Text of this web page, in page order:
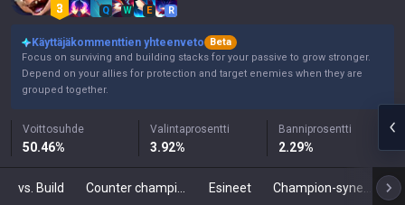
Q W E R
Käyttäjäkommenttien yhteenveto
Beta
Focus on surviving and building stacks for your passive to grow stronger.
Depend on your allies for protection and target enemies when they are
grouped together.
Voittosuhde
50.46%
Valintaprosentti
3.92%
Banniprosentti
2.29%
vs. Build Esineet